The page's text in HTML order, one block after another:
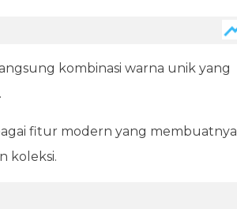
kombinasi warna unik yang
fitur modern yang membuatnya
koleksi.